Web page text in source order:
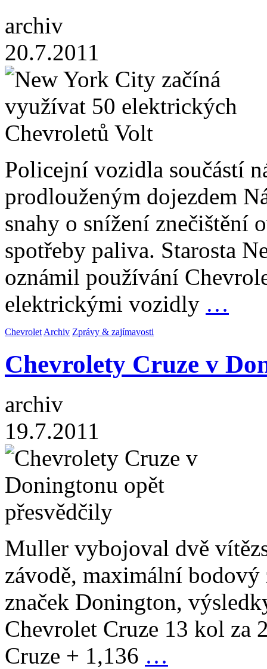
archiv
20.7.2011
Policejní vozidla součástí
prodlouženým dojezdem
snahy o snížení znečištění
spotřeby paliva. Starosta
oznámil používání
elektrickými vozidly …
Chevrolet Archiv Zprávy & zajímavosti
Chevrolety Cruze v
archiv
19.7.2011
Muller vybojoval dvě
závodě, maximální
značek Donington,
Chevrolet Cruze 13 kol za
Cruze + 1,136 …